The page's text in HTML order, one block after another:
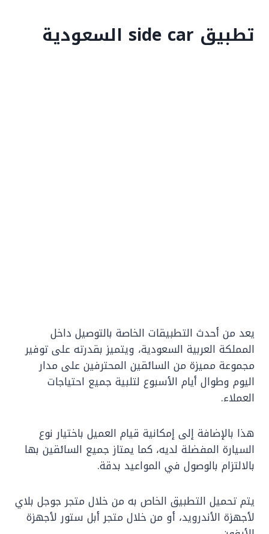
تطبيق side car السعودية
يعد من أحدث التطبيقات الخاصة بالتوصيل داخل
المملكة العربية السعودية، ويتميز بقدرته على توفير
مجموعة مميزة من السائقين المحترفين على مدار
اليوم وطوال أيام الأسبوع لتلبية جميع احتياجات
العملاء.
هذا بالإضافة إلى إمكانية قيام العميل باختيار نوع
السيارة المفضلة لديه، كما يمتاز جميع السائقين بها
بالالتزام بالوصول في المواعيد بدقة.
يتم تحميل التطبيق الخاص به من خلال متجر جوجل بلاي
لأجهزة الأندرويد، أو من خلال متجر أبل ستور لأجهزة